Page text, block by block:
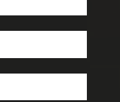
(obligatoire)